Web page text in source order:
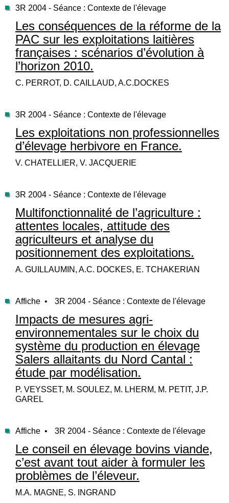
3R 2004 - Séance : Contexte de l'élevage
Les conséquences de la réforme de la
PAC sur les exploitations laitières
françaises : scénarios d’évolution à
l’horizon 2010.
C. PERROT, D. CAILLAUD, A.C.DOCKES
3R 2004 - Séance : Contexte de l'élevage
Les exploitations non professionnelles
d’élevage herbivore en France.
V. CHATELLIER, V. JACQUERIE
3R 2004 - Séance : Contexte de l'élevage
Multifonctionnalité de l’agriculture :
attentes locales, attitude des
agriculteurs et analyse du
positionnement des exploitations.
A. GUILLAUMIN, A.C. DOCKES, E. TCHAKERIAN
Affiche • 3R 2004 - Séance : Contexte de l'élevage
Impacts de mesures agri-
environnementales sur le choix du
système du production en élevage
Salers allaitants du Nord Cantal :
étude par modélisation.
P. VEYSSET, M. SOULEZ, M. LHERM, M. PETIT, J.P.
GAREL
Affiche • 3R 2004 - Séance : Contexte de l'élevage
Le conseil en élevage bovins viande,
c’est avant tout aider à formuler les
problèmes de l’éleveur.
M.A. MAGNE, S. INGRAND